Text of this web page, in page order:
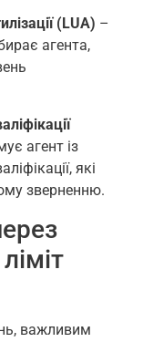
(LUA) –
агента,
агент із
які
зверненню.
важливим